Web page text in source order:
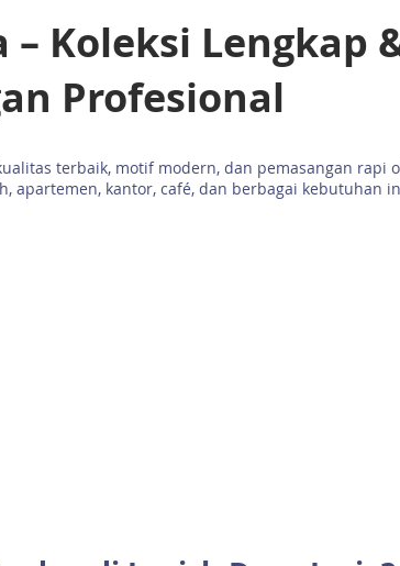
– Koleksi Lengkap
Profesional
terbaik, motif modern, dan pemasangan rapi
apartemen, kantor, café, dan berbagai kebutuhan